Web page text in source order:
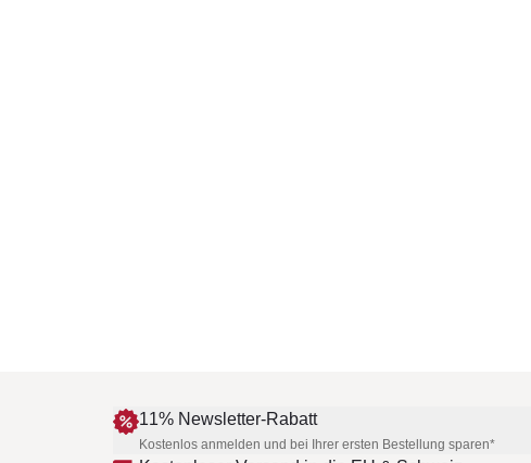
11% Newsletter-Rabatt
Kostenlos anmelden und bei Ihrer ersten Bestellung sparen*